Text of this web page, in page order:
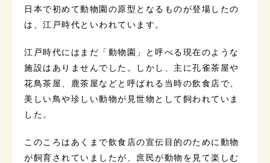
日本で初めて動物園の原型となるものが登場したの
は、江戸時代といわれています。
江戸時代にはまだ「動物園」と呼べる現在のような
施設はありませんでした。しかし、主に孔雀茶屋や
花鳥茶屋、鹿茶屋などと呼ばれる当時の飲食店で、
美しい鳥や珍しい動物が見世物として飼われていま
した。
このころはあくまで飲食店の宣伝目的のために動物
が飼育されていましたが、庶民が動物を見て楽しむ